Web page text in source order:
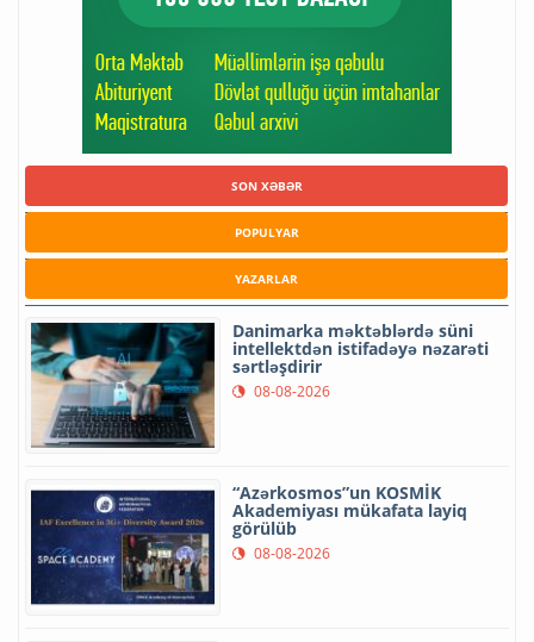
SON XƏBƏR
POPULYAR
YAZARLAR
Danimarka məktəblərdə süni
intellektdən istifadəyə nəzarəti
sərtləşdirir
08-08-2026
“Azərkosmos”un KOSMİK
Akademiyası mükafata layiq
görülüb
08-08-2026